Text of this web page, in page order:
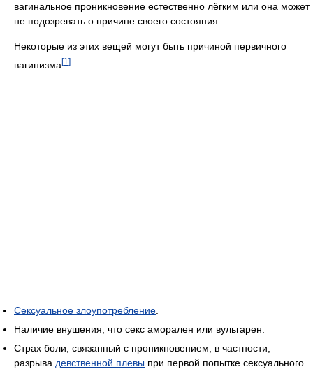
вагинальное проникновение естественно лёгким или она может
не подозревать о причине своего состояния.
Некоторые из этих вещей могут быть причиной первичного
вагинизма[1]:
Сексуальное злоупотребление
Наличие внушения, что секс аморален или вульгарен.
Страх боли, связанный с проникновением, в частности,
разрыва девственной плевы при первой попытке сексуального